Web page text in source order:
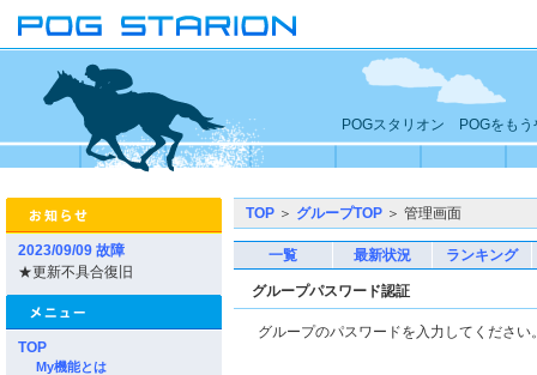
POGスタリオン POGをもう
2023/09/09 故障
★更新不具合復旧
TOP
My機能とは
TOP ＞ グループTOP ＞ 管理画面
一覧 最新状況 ランキング
グループパスワード認証
グループのパスワードを入力してくださ